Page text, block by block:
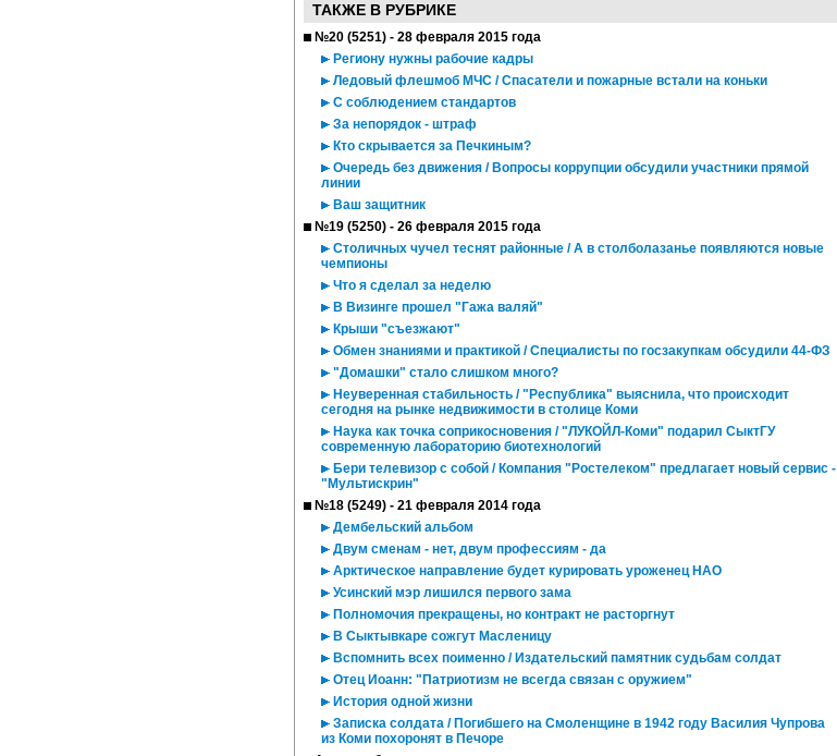
ТАКЖЕ В РУБРИКЕ
№20 (5251) - 28 февраля 2015 года
Региону нужны рабочие кадры
Ледовый флешмоб МЧС / Спасатели и пожарные встали на коньки
С соблюдением стандартов
За непорядок - штраф
Кто скрывается за Печкиным?
Очередь без движения / Вопросы коррупции обсудили участники прямой
линии
Ваш защитник
№19 (5250) - 26 февраля 2015 года
Столичных чучел теснят районные / А в столболазанье появляются новые
чемпионы
Что я сделал за неделю
В Визинге прошел "Гажа валяй"
Крыши "съезжают"
Обмен знаниями и практикой / Специалисты по госзакупкам обсудили 44-ФЗ
"Домашки" стало слишком много?
Неуверенная стабильность / "Республика" выяснила, что происходит
сегодня на рынке недвижимости в столице Коми
Наука как точка соприкосновения / "ЛУКОЙЛ-Коми" подарил СыктГУ
современную лабораторию биотехнологий
Бери телевизор с собой / Компания "Ростелеком" предлагает новый сервис -
"Мультискрин"
№18 (5249) - 21 февраля 2014 года
Дембельский альбом
Двум сменам - нет, двум профессиям - да
Арктическое направление будет курировать уроженец НАО
Усинский мэр лишился первого зама
Полномочия прекращены, но контракт не расторгнут
В Сыктывкаре сожгут Масленицу
Вспомнить всех поименно / Издательский памятник судьбам солдат
Отец Иоанн: "Патриотизм не всегда связан с оружием"
История одной жизни
Записка солдата / Погибшего на Смоленщине в 1942 году Василия Чупрова
из Коми похоронят в Печоре